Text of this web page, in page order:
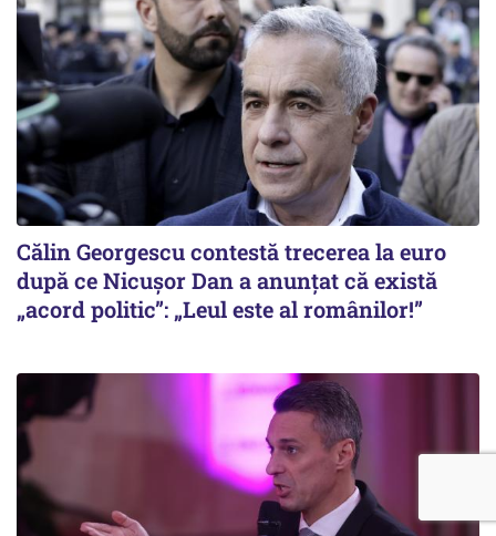
Călin Georgescu contestă trecerea la euro
după ce Nicușor Dan a anunțat că există
„acord politic”: „Leul este al românilor!”